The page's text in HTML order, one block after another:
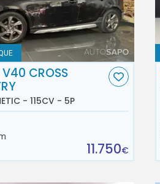
CROSS
- 115CV - 5P
11.750€